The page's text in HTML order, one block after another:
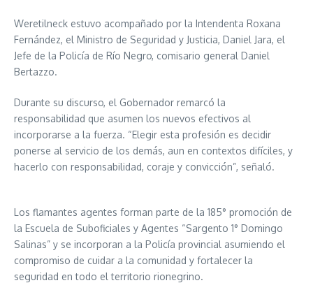
Weretilneck estuvo acompañado por la Intendenta Roxana
Fernández, el Ministro de Seguridad y Justicia, Daniel Jara, el
Jefe de la Policía de Río Negro, comisario general Daniel
Bertazzo.
Durante su discurso, el Gobernador remarcó la
responsabilidad que asumen los nuevos efectivos al
incorporarse a la fuerza. “Elegir esta profesión es decidir
ponerse al servicio de los demás, aun en contextos difíciles, y
hacerlo con responsabilidad, coraje y convicción”, señaló.
Los flamantes agentes forman parte de la 185° promoción de
la Escuela de Suboficiales y Agentes “Sargento 1° Domingo
Salinas” y se incorporan a la Policía provincial asumiendo el
compromiso de cuidar a la comunidad y fortalecer la
seguridad en todo el territorio rionegrino.